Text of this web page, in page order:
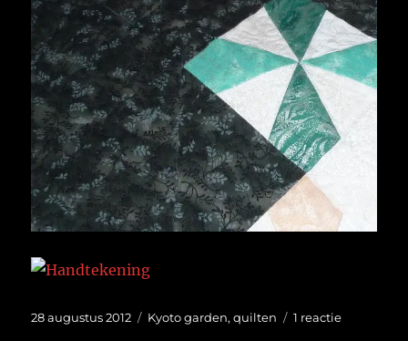
Geplaatst
28 augustus 2012 Categorieën
Kyoto garden,quilten 1 reactieop